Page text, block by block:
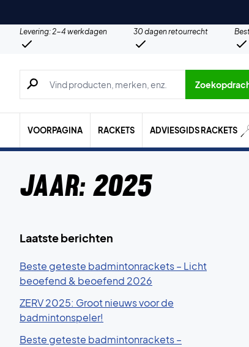
Levering: 2-4 werkdagen 30 dagen retourrecht
Zoeken naar producten, merken etc.
VOORPAGINA RACKETS ADVIESGIDS RACKETS
Jaar: 2025
Laatste berichten
Beste geteste badmintonrackets – Licht
beoefend & beoefend 2026
ZERV 2025: Groot nieuws voor de
badmintonspeler!
Beste geteste badmintonrackets –